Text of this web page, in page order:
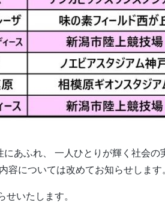
あふれ、 一人ひとりが輝く社会の
については改めてお知らせします
いたします。